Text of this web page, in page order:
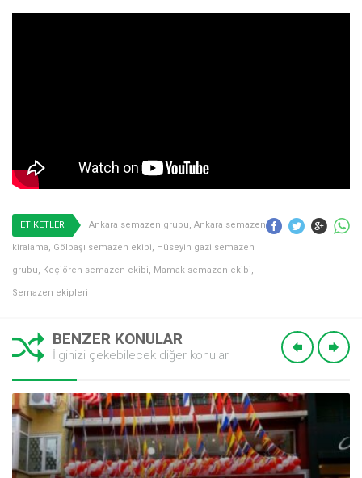
ETİKETLER Ankara semazen grubu, Ankara semazen
kiralama, Gölbaşı semazen ekibi, Hüseyin gazi semazen
grubu, Keçiören semazen ekibi, Mamak semazen ekibi,
Semazen ekipleri
BENZER KONULAR
İlginizi çekebilecek diğer konular